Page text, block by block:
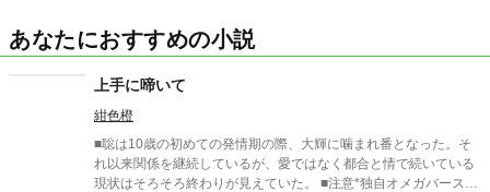
あなたにおすすめの小説
上手に啼いて
紺色橙
■聡は10歳の初めての発情期の際、大輝に噛まれ番となった。そ
れ以来関係を継続しているが、愛ではなく都合と情で続いている
現状はそろそろ終わりが見えていた。 ■注意*独自オメガバース設